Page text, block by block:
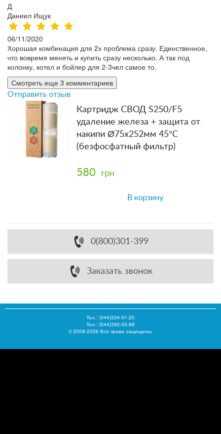
Д
Даниил Ищук
06/11/2020
Хорошая комбинация для 2х проблема сразу. Единственное,
что вовремя менять и купить сразу несколько. А так под
колонку, котел и бойлер для 2-3чел самое то.
Смотреть еще 3 комментариев
Отправить отзыв
Картридж СВОД S250/F5
удаление железа + защита от
накипи Ø75x252мм 45°C
(безфосфатный фильтр)
580 грн
В корзину
0(800)301-399
Заказать звонок
Тел.: (044)334-51-20
Тел.: (044)392-03-99
© 2008-2026 Все права защищены.